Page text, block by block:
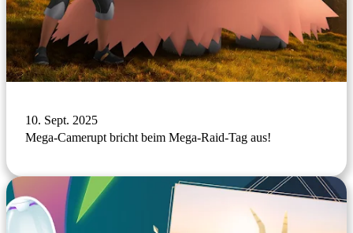
10. Sept. 2025
Mega-Camerupt bricht beim Mega-Raid-Tag aus!